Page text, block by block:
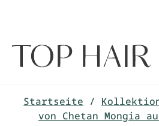
Startseite /
von Chetan Mongia